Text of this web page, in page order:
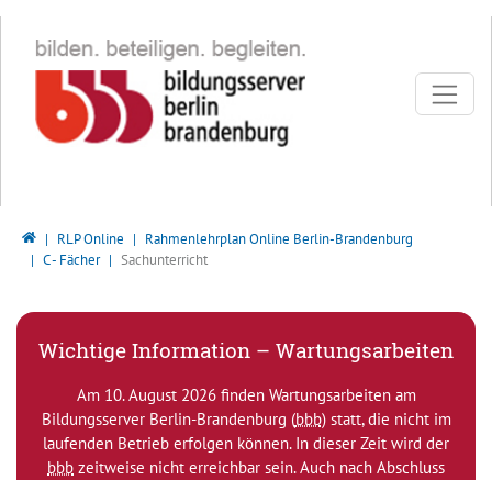
Bildungsserver Berlin - Brandenburg
RLP Online
Rahmenlehrplan Online Berlin-Brandenburg
C - Fächer
Sachunterricht
Wichtige Information – Wartungsarbeiten
Am 10. August 2026 finden Wartungsarbeiten am
Bildungsserver Berlin-Brandenburg (bbb) statt, die nicht im
laufenden Betrieb erfolgen können. In dieser Zeit wird der
bbb zeitweise nicht erreichbar sein. Auch nach Abschluss